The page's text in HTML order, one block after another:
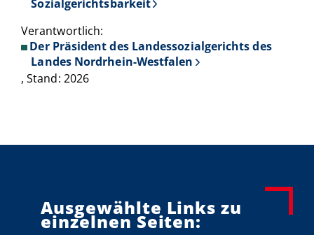
Sozialgerichtsbarkeit
Verantwortlich:
Der Präsident des Landessozialgerichts des
Landes Nordrhein-Westfalen
, Stand: 2026
Ausgewählte Links zu
einzelnen Seiten: